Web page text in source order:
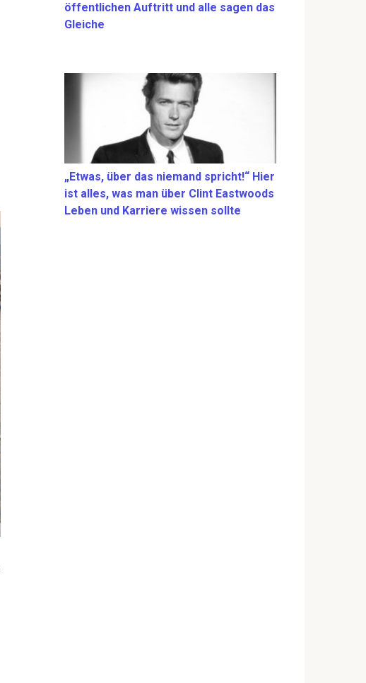
öffentlichen Auftritt und alle sagen das
Gleiche
„Etwas, über das niemand spricht!“ Hier
ist alles, was man über Clint Eastwoods
Leben und Karriere wissen sollte